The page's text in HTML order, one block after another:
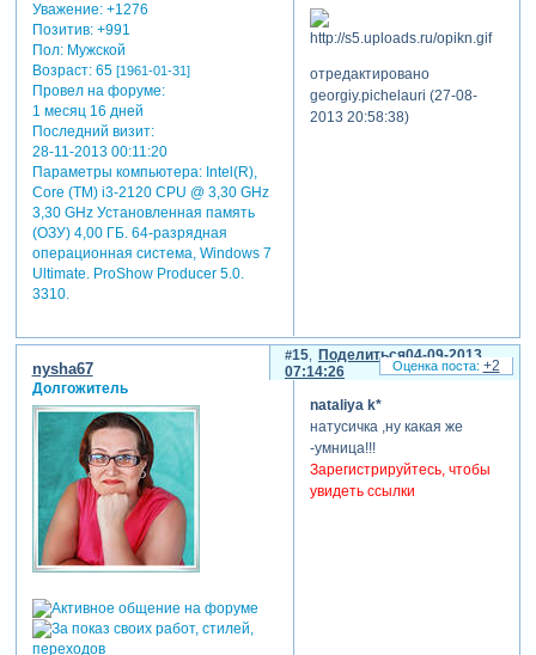
Уважение: +1276
Позитив: +991
Пол:Мужской
Возраст:65 [1961-01-31]
Провел на форуме:
1 месяц 16 дней
Последний визит:
28-11-2013 00:11:20
Параметры компьютера:Intel(R),
Core (TM) i3-2120 CPU @ 3,30 GHz
3,30 GHz Установленная память
(ОЗУ) 4,00 ГБ. 64-разрядная
операционная система, Windows 7
Ultimate. ProShow Producer 5.0.
3310.
отредактировано
georgiy.pichelauri (27-08-
2013 20:58:38)
Поделиться
15
04-09-2013
07:14:26
nysha67
Долгожитель
nataliya k*
натусичка ,ну какая же
-умница!!!
Зарегистрируйтесь, чтобы
увидеть ссылки
+2